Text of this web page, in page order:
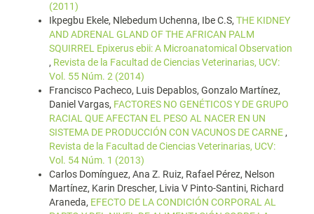
(2011)
Ikpegbu Ekele, Nlebedum Uchenna, Ibe C.S, THE KIDNEY
AND ADRENAL GLAND OF THE AFRICAN PALM
SQUIRREL Epixerus ebii: A Microanatomical Observation
, Revista de la Facultad de Ciencias Veterinarias, UCV:
Vol. 55 Núm. 2 (2014)
Francisco Pacheco, Luis Depablos, Gonzalo Martínez,
Daniel Vargas, FACTORES NO GENÉTICOS Y DE GRUPO
RACIAL QUE AFECTAN EL PESO AL NACER EN UN
SISTEMA DE PRODUCCIÓN CON VACUNOS DE CARNE ,
Revista de la Facultad de Ciencias Veterinarias, UCV:
Vol. 54 Núm. 1 (2013)
Carlos Domínguez, Ana Z. Ruiz, Rafael Pérez, Nelson
Martínez, Karin Drescher, Livia V Pinto-Santini, Richard
Araneda, EFECTO DE LA CONDICIÓN CORPORAL AL